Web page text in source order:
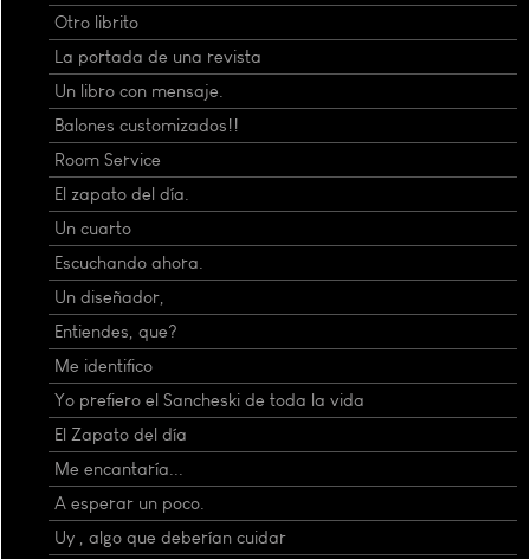
Otro librito
La portada de una revista
Un libro con mensaje.
Balones customizados!!
Room Service
El zapato del día.
Un cuarto
Escuchando ahora.
Un diseñador,
Entiendes, que?
Me identifico
Yo prefiero el Sancheski de toda la vida
El Zapato del día
Me encantaría...
A esperar un poco.
Uy , algo que deberían cuidar